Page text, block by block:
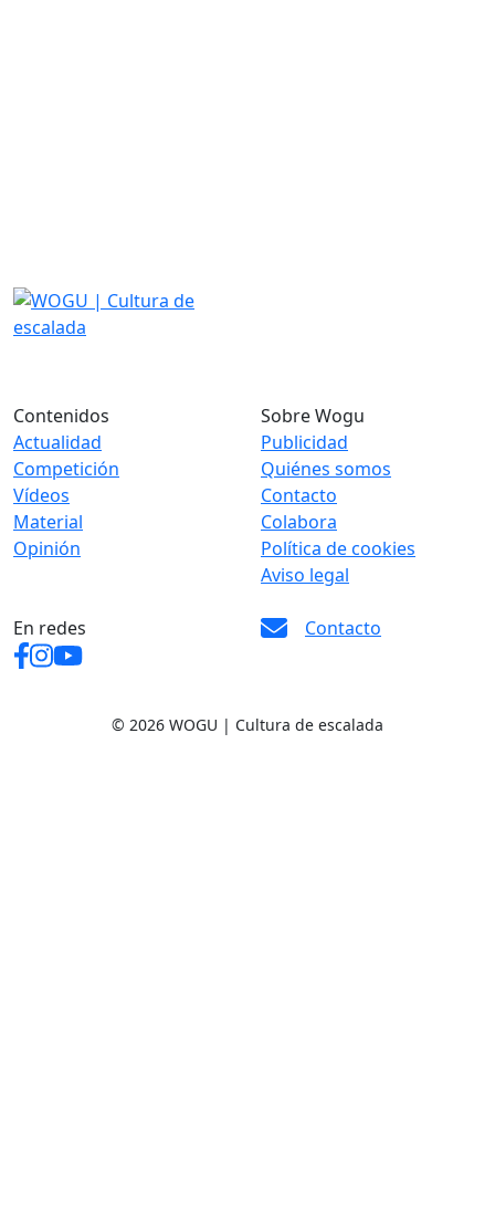
Contenidos
Actualidad
Competición
Vídeos
Material
Opinión
Sobre Wogu
Publicidad
Quiénes somos
Contacto
Colabora
Política de cookies
Aviso legal
En redes Contacto
© 2026 WOGU | Cultura de escalada